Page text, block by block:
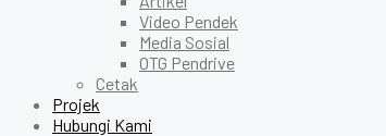
Video Pendek
Media Sosial
OTG Pendrive
Cetak
Projek
Hubungi Kami